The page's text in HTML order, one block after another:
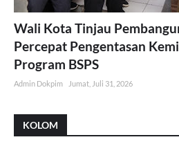
Wali Kota Tinjau
Percepat Pengentasan
Program BSPS
Admin Dokpim Jumat, Juli 31, 2026
KOLOM